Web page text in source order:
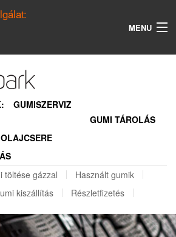
MENU
GUMISZERVIZ
GUMI TÁROLÁS
OLAJCSERE
töltése gázzal
Használt gumik
kiszállítás Részletfizetés